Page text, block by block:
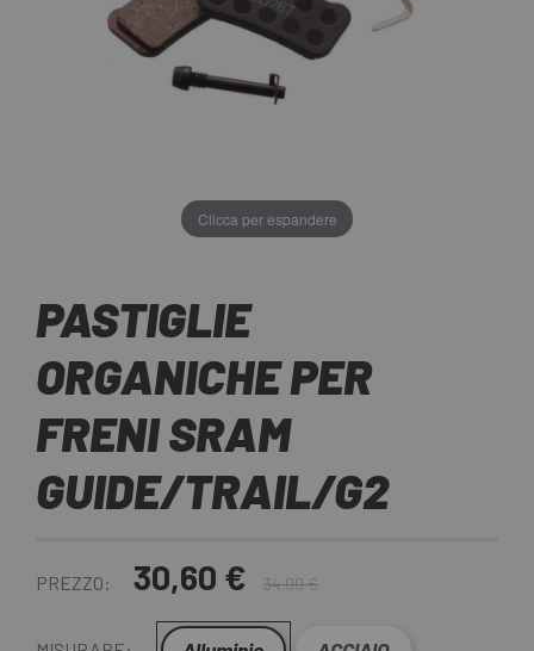
Clicca per espandere
PASTIGLIE
ORGANICHE PER
FRENI SRAM
GUIDE/TRAIL/G2
PREZZO: 30,60 € 34,00 €